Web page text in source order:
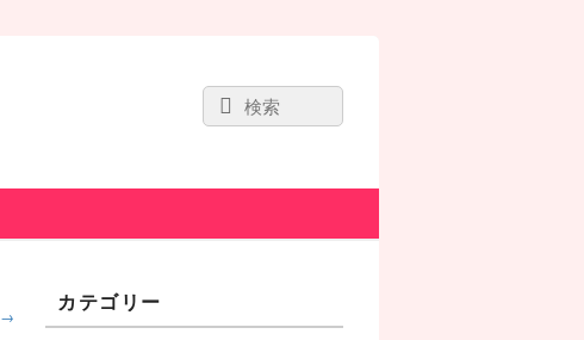
Search
for:
Search
→
Sidebar
カテゴリー